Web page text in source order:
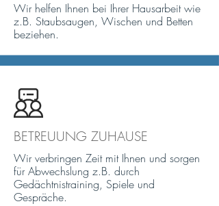
Wir helfen Ihnen bei Ihrer Hausarbeit wie
z.B. Staubsaugen, Wischen und Betten
beziehen.
BETREUUNG ZUHAUSE
Wir verbringen Zeit mit Ihnen und sorgen
für Abwechslung z.B. durch
Gedächtnistraining, Spiele und
Gespräche.